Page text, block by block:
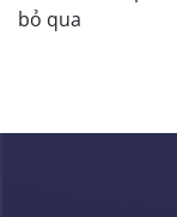
bỏ qua